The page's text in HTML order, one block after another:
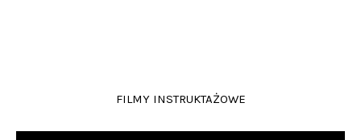
FILMY INSTRUKTAŻOWE